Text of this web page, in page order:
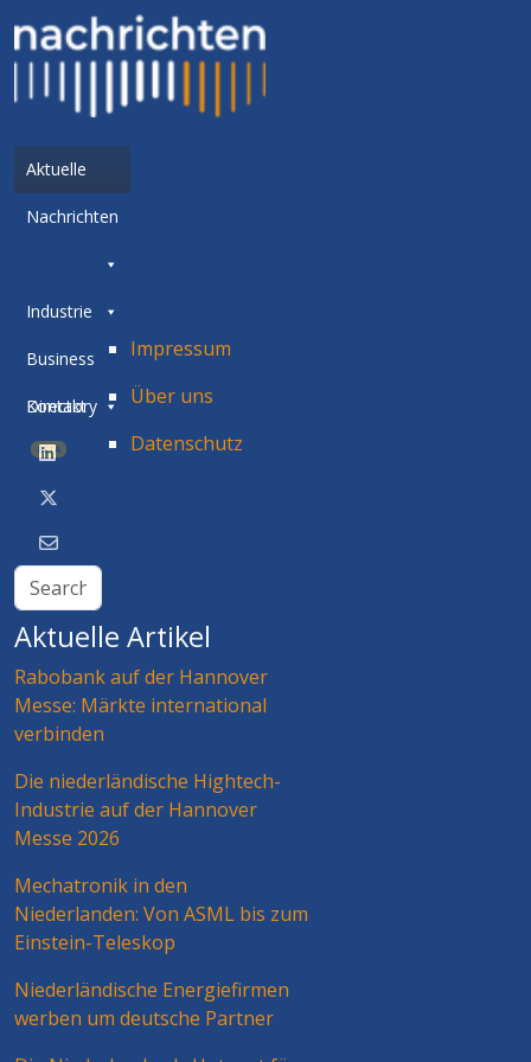
Aktuelle
Nachrichten
Industrie
Business
Directory
BETA
Kontakt
Impressum
Über uns
Datenschutz
Aktuelle Artikel
Rabobank auf der Hannover
Messe: Märkte international
verbinden
Die niederländische Hightech-
Industrie auf der Hannover
Messe 2026
Mechatronik in den
Niederlanden: Von ASML bis zum
Einstein-Teleskop
Niederländische Energiefirmen
werben um deutsche Partner